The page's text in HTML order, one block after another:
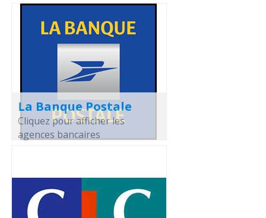
La Banque Postale
Cliquez pour afficher les
agences bancaires